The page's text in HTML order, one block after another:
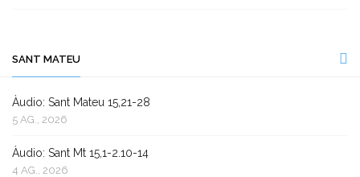
SANT MATEU
Àudio: Sant Mateu 15,21-28
5 AG., 2026
Àudio: Sant Mt 15,1-2.10-14
4 AG., 2026